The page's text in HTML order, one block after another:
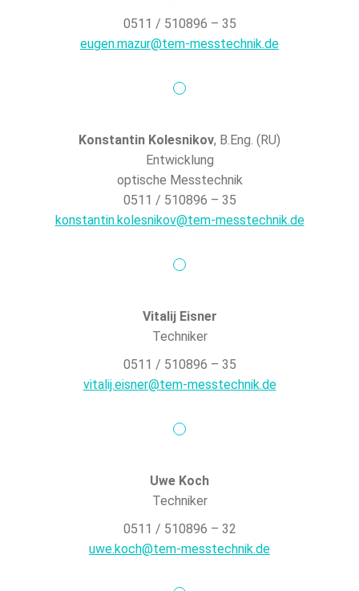
0511 / 510896 – 35
eugen.mazur@tem-messtechnik.de
Konstantin Kolesnikov, B.Eng. (RU)
Entwicklung
optische Messtechnik
0511 / 510896 – 35
konstantin.kolesnikov@tem-messtechnik.de
Vitalij Eisner
Techniker
0511 / 510896 – 35
vitalij.eisner@tem-messtechnik.de
Uwe Koch
Techniker
0511 / 510896 – 32
uwe.koch@tem-messtechnik.de